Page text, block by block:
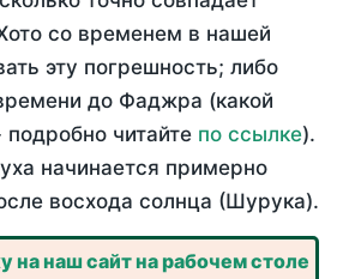
со временем в нашей
эту погрешность; либо
до Фаджра (какой
подробно читайте по ссылке).
начинается примерно
восхода солнца (Шурука).
на наш сайт на рабочем столе